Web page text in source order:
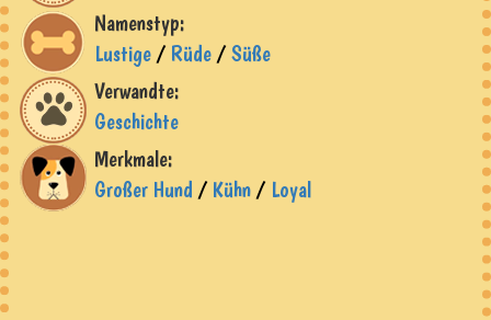
Namenstyp:
Lustige / Rüde /Süße
Verwandte:
Geschichte
Merkmale:
Großer Hund / Kühn / Loyal